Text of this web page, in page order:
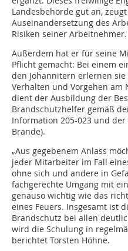
Landesbehörde gut an,
Auseinandersetzung des
Risiken seiner Arbeitnehmer.
Außerdem hat er für seine
Pflicht gemacht: Bei einem
den Johannitern erlernen
Verhalten und Vorgehen am
dient der Ausbildung der
Brandschutzhelfer gemäß
Information 205-023 und der
Brände).
„Aus gegebenem Anlass
jeder Mitarbeiter im Fall
ohne sich und andere in
fachgerechte Umgang mit
genauso wichtig wie das
eines Feuers. Insgesamt ist
Brandschutz bei allen
wird die Schulung in
berichtet Torsten Höhne.